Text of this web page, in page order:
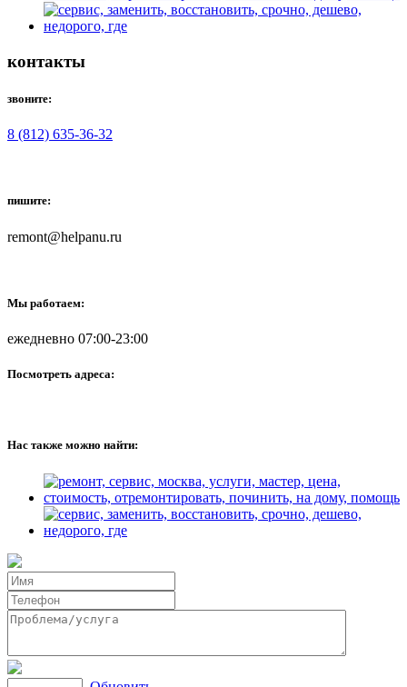
контакты
звоните:
8 (812) 635-36-32
пишите:
remont@helpanu.ru
Мы работаем:
ежедневно 07:00-23:00
Посмотреть адреса:
Нас также можно найти: